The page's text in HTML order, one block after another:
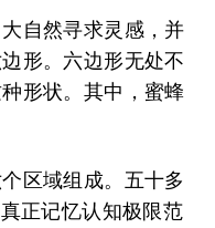
自然寻求灵感，并
形。六边形无处不
形状。其中，蜜蜂
区域组成。五十多
正记忆认知极限范